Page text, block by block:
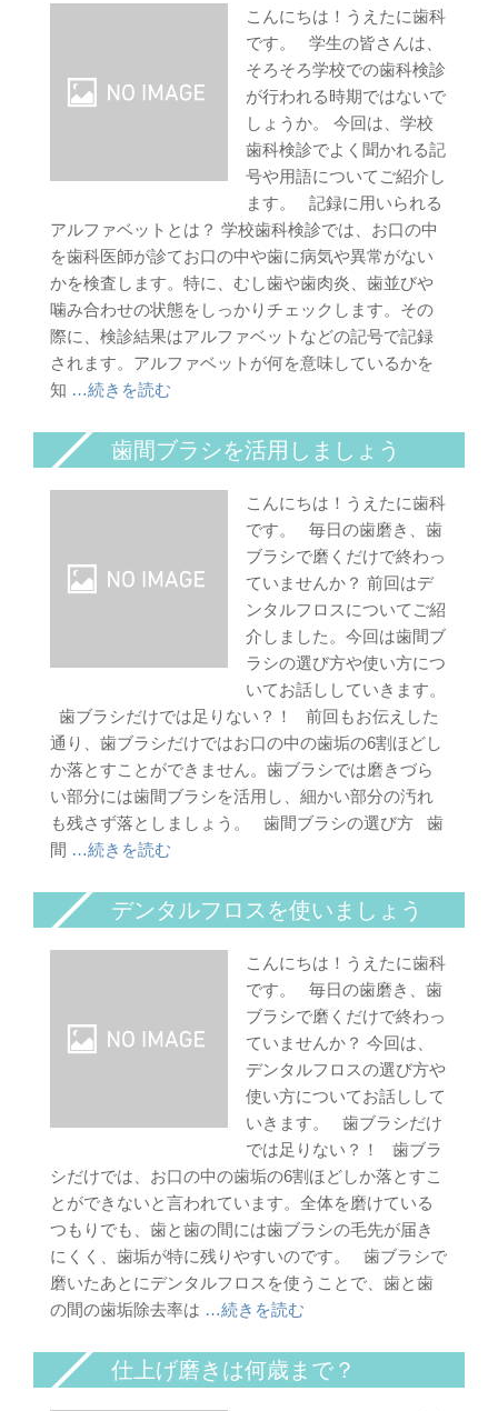
こんにちは！うえたに歯科
です。 学生の皆さんは、
そろそろ学校での歯科検診
が行われる時期ではないで
しょうか。 今回は、学校
歯科検診でよく聞かれる記
号や用語についてご紹介し
ます。 記録に用いられる
アルファベットとは？ 学校歯科検診では、お口の中
を歯科医師が診てお口の中や歯に病気や異常がない
かを検査します。特に、むし歯や歯肉炎、歯並びや
噛み合わせの状態をしっかりチェックします。その
際に、検診結果はアルファベットなどの記号で記録
されます。アルファベットが何を意味しているかを
知 …続きを読む
歯間ブラシを活用しましょう
こんにちは！うえたに歯科
です。 毎日の歯磨き、歯
ブラシで磨くだけで終わっ
ていませんか？ 前回はデ
ンタルフロスについてご紹
介しました。今回は歯間ブ
ラシの選び方や使い方につ
いてお話ししていきます。
歯ブラシだけでは足りない？！ 前回もお伝えした
通り、歯ブラシだけではお口の中の歯垢の6割ほどし
か落とすことができません。歯ブラシでは磨きづら
い部分には歯間ブラシを活用し、細かい部分の汚れ
も残さず落としましょう。 歯間ブラシの選び方 歯
間 …続きを読む
デンタルフロスを使いましょう
こんにちは！うえたに歯科
です。 毎日の歯磨き、歯
ブラシで磨くだけで終わっ
ていませんか？ 今回は、
デンタルフロスの選び方や
使い方についてお話しして
いきます。 歯ブラシだけ
では足りない？！ 歯ブラ
シだけでは、お口の中の歯垢の6割ほどしか落とすこ
とができないと言われています。全体を磨けている
つもりでも、歯と歯の間には歯ブラシの毛先が届き
にくく、歯垢が特に残りやすいのです。 歯ブラシで
磨いたあとにデンタルフロスを使うことで、歯と歯
の間の歯垢除去率は …続きを読む
仕上げ磨きは何歳まで？